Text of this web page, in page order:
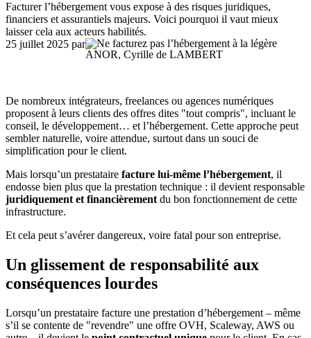
Facturer l’hébergement vous expose à des risques juridiques,
financiers et assurantiels majeurs. Voici pourquoi il vaut mieux
laisser cela aux acteurs habilités.
25 juillet 2025 par
ANOR, Cyrille de LAMBERT
De nombreux intégrateurs, freelances ou agences numériques
proposent à leurs clients des offres dites "tout compris", incluant le
conseil, le développement… et l’hébergement. Cette approche peut
sembler naturelle, voire attendue, surtout dans un souci de
simplification pour le client.
Mais lorsqu’un prestataire facture lui-même l’hébergement, il
endosse bien plus que la prestation technique : il devient responsable
juridiquement et financièrement du bon fonctionnement de cette
infrastructure.
Et cela peut s’avérer dangereux, voire fatal pour son entreprise.
Un glissement de responsabilité aux
conséquences lourdes
Lorsqu’un prestataire facture une prestation d’hébergement – même
s’il se contente de "revendre" une offre OVH, Scaleway, AWS ou